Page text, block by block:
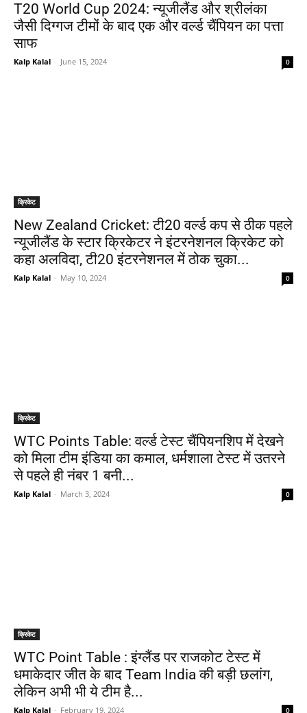
T20 World Cup 2024: न्यूजीलैंड और श्रीलंका
जैसी दिग्गज टीमों के बाद एक और वर्ल्ड चैंपियन का पत्ता
साफ
Kalp Kalal - June 15, 2024 0
क्रिकेट
New Zealand Cricket: टी20 वर्ल्ड कप से ठीक पहले
न्यूजीलैंड के स्टार क्रिकेटर ने इंटरनेशनल क्रिकेट को
कहा अलविदा, टी20 इंटरनेशनल में ठोक चुका...
Kalp Kalal - May 10, 2024 0
क्रिकेट
WTC Points Table: वर्ल्ड टेस्ट चैंपियनशिप में देखने
को मिला टीम इंडिया का कमाल, धर्मशाला टेस्ट में उतरने
से पहले ही नंबर 1 बनी...
Kalp Kalal - March 3, 2024 0
क्रिकेट
WTC Point Table : इंग्लैंड पर राजकोट टेस्ट में
धमाकेदार जीत के बाद Team India की बड़ी छलांग,
लेकिन अभी भी ये टीम है...
Kalp Kalal - February 19, 2024 0